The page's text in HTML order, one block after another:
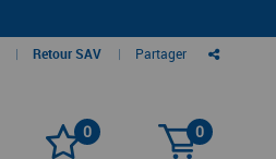
| Retour SAV | Partager
0 0